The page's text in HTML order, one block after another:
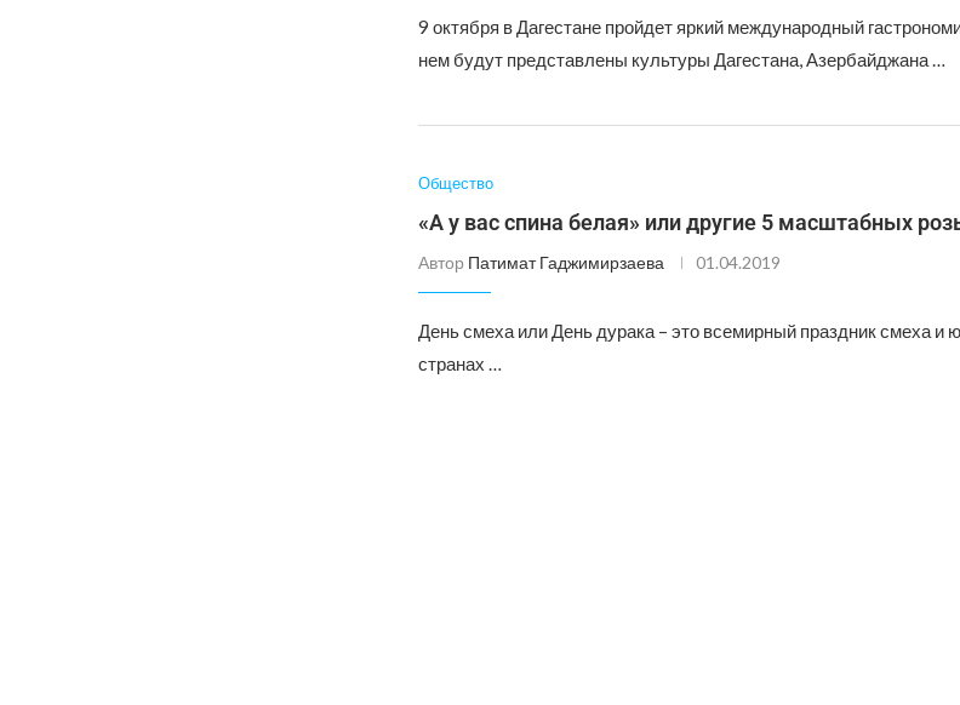
9 октября в Дагестане пройдет яркий международный
нем будут представлены культуры Дагестана, Азербайджана …
Общество
«А у вас спина белая» или другие 5 масштабных
Автор Патимат Гаджимирзаева 01.04.2019
День смеха или День дурака – это всемирный праздник смеха и
странах …